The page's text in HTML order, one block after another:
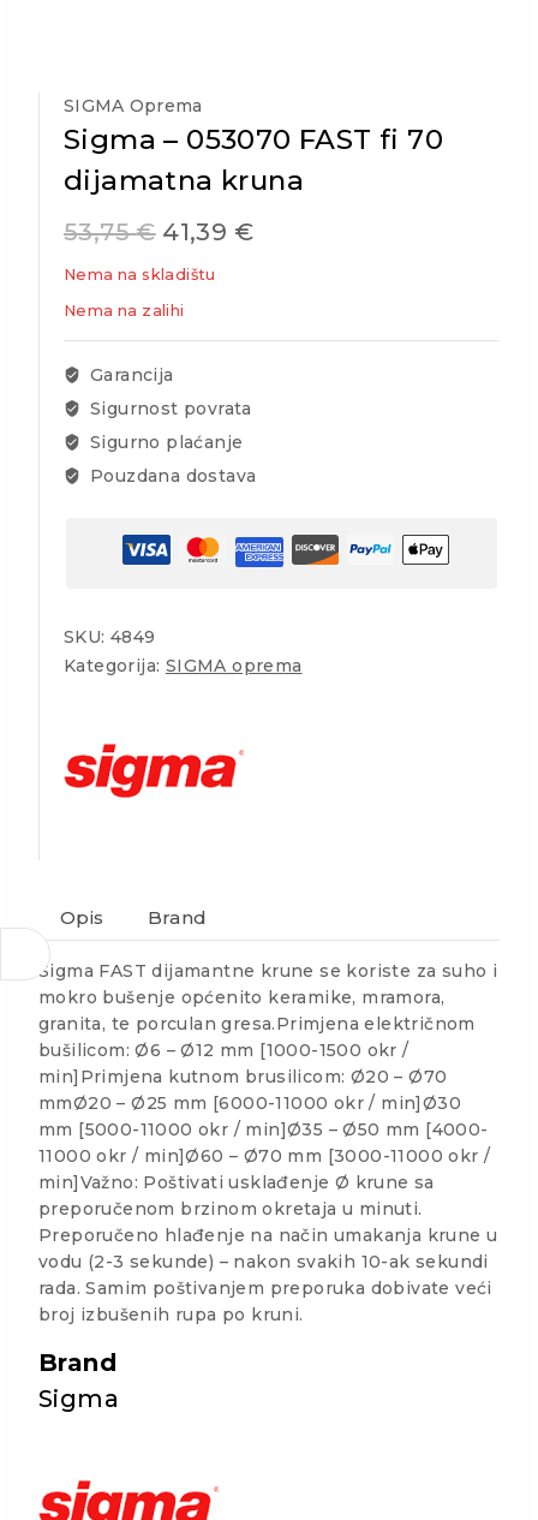
SIGMA Oprema
Sigma – 053070 FAST fi 70
dijamatna kruna
53,75€ 41,39 €
Nema na skladištu
Nema na zalihi
Garancija
Sigurnost povrata
Sigurno plaćanje
Pouzdana dostava
SKU: 4849
Kategorija: SIGMA oprema
Opis Brand
Sigma FAST dijamantne krune se koriste za suho i
mokro bušenje općenito keramike, mramora,
granita, te porculan gresa.Primjena električnom
bušilicom: Ø6 – Ø12 mm [1000-1500 okr /
min]Primjena kutnom brusilicom: Ø20 – Ø70
mmØ20 – Ø25 mm [6000-11000 okr / min]Ø30
mm [5000-11000 okr / min]Ø35 – Ø50 mm [4000-
11000 okr / min]Ø60 – Ø70 mm [3000-11000 okr /
min]Važno: Poštivati usklađenje Ø krune sa
preporučenom brzinom okretaja u minuti.
Preporučeno hlađenje na način umakanja krune u
vodu (2-3 sekunde) – nakon svakih 10-ak sekundi
rada. Samim poštivanjem preporuka dobivate veći
broj izbušenih rupa po kruni.
Brand
Sigma